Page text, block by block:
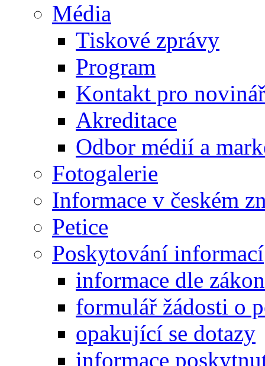
Média
Tiskové zprávy
Program
Kontakt pro
Akreditace
Odbor médií a
Fotogalerie
Informace v českém
Petice
Poskytování informací
informace dle
formulář žádosti o
opakující se dotazy
informace